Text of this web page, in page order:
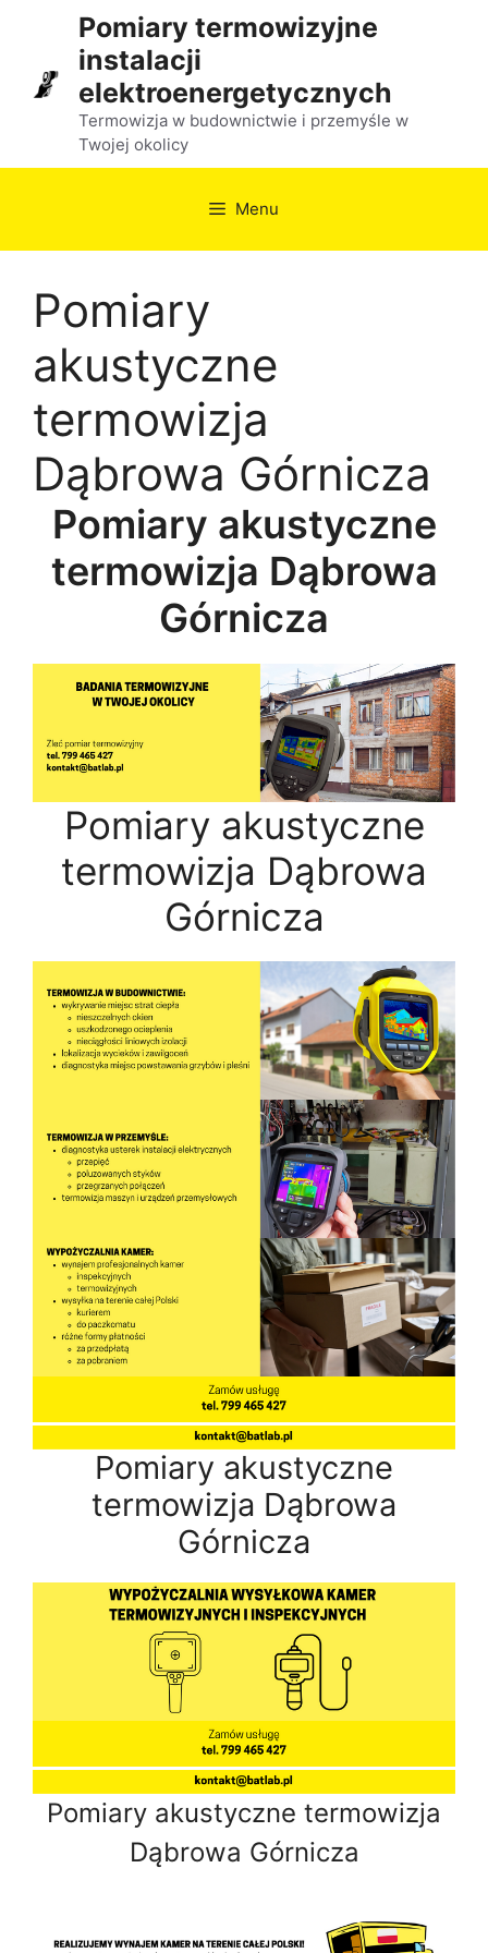
treści
Pomiary termowizyjne
instalacji
elektroenergetycznych
Termowizja w budownictwie i przemyśle w
Twojej okolicy
Menu
Pomiary
akustyczne
termowizja
Dąbrowa Górnicza
Pomiary akustyczne
termowizja Dąbrowa
Górnicza
Pomiary akustyczne
termowizja Dąbrowa
Górnicza
Pomiary akustyczne
termowizja Dąbrowa
Górnicza
Pomiary akustyczne termowizja
Dąbrowa Górnicza